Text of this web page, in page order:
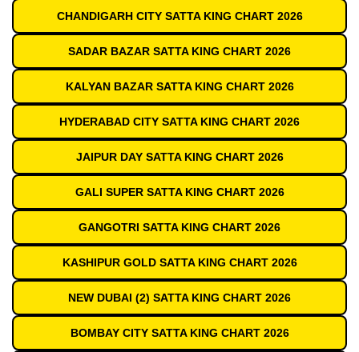
CHANDIGARH CITY SATTA KING CHART 2026
SADAR BAZAR SATTA KING CHART 2026
KALYAN BAZAR SATTA KING CHART 2026
HYDERABAD CITY SATTA KING CHART 2026
JAIPUR DAY SATTA KING CHART 2026
GALI SUPER SATTA KING CHART 2026
GANGOTRI SATTA KING CHART 2026
KASHIPUR GOLD SATTA KING CHART 2026
NEW DUBAI (2) SATTA KING CHART 2026
BOMBAY CITY SATTA KING CHART 2026